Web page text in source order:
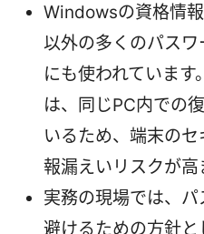
Windowsの資格情
以外の多くのパス
にも使われています
は、同じPC内での
いるため、端末の
報漏えいリスクが高
実務の現場では、
避けるための方針